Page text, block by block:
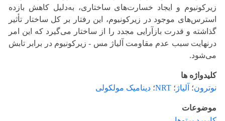
زیرکونیوم و ایجاد خسارت‌های ساختاری، به‌دلیل کاهش بازده
استرس‌های موجود در زیرکونیوم، این رفتار بر کل ساختار تأثیر
گذاشته و قدرت بازآرایی مجدد را از ساختار می‌گیرد که این امر
درنهایت سبب عدم مقاومت آلیاژ مس - زیرکونیوم در برابر تابش
می‌شود.
کلیدواژه ها
نوترون؛ آلیاژ ؛ NRT؛ دینامیک ‌مولکولی
موضوعات